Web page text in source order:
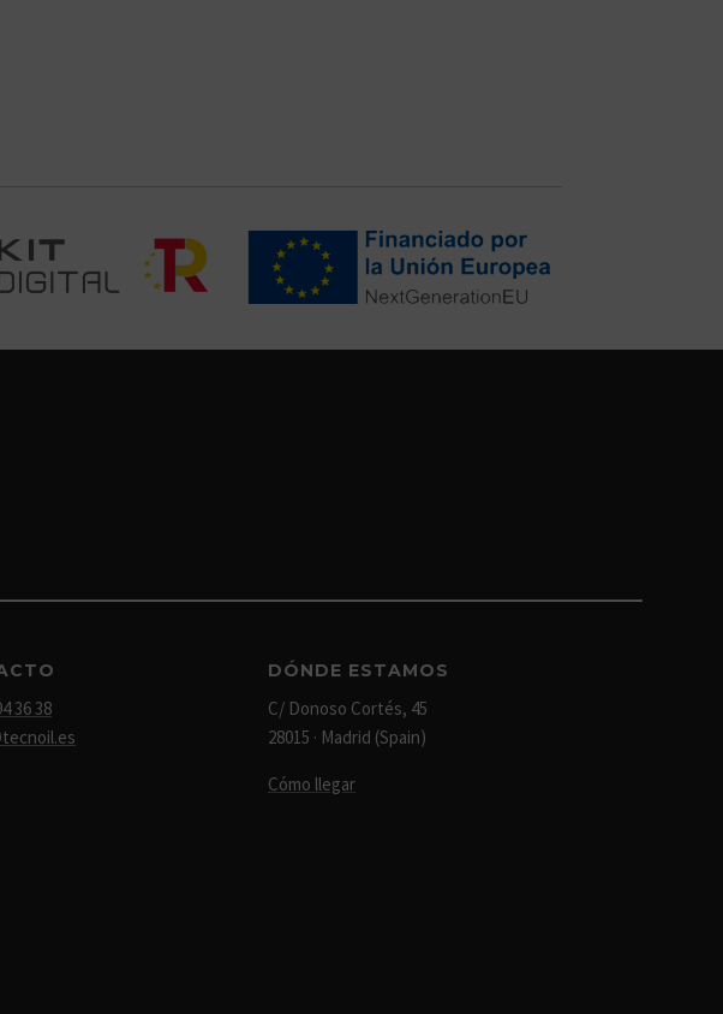
36 38
DÓNDE ESTAMOS
C/ Donoso Cortés, 45
28015 · Madrid (Spain)
Cómo llegar